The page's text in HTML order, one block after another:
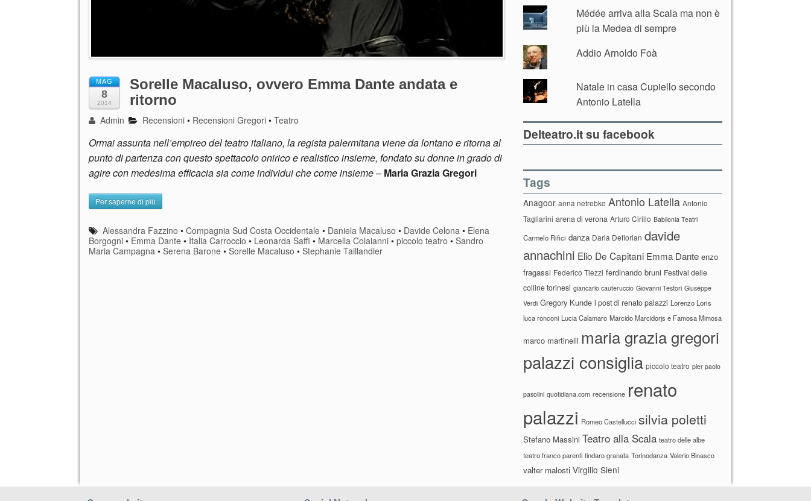
MAG
8
2014
Sorelle Macaluso, ovvero Emma Dante andata e
ritorno
Admin Recensioni • Recensioni Gregori •Teatro
Ormai assunta nell’empireo del teatro italiano, la regista palermitana viene da lontano e ritorna al
punto di partenza con questo spettacolo onirico e realistico insieme, fondato su donne in grado di
agire con medesima efficacia sia come individui che come insieme– Maria Grazia Gregori
Per saperne di più
Alessandra Fazzino •Compagnia Sud Costa Occidentale • Daniela Macaluso • Davide Celona • Elena
Borgogni • Emma Dante • Italia Carroccio • Leonarda Saffi • Marcella Colaianni • piccolo teatro • Sandro
Maria Campagna • Serena Barone • Sorelle Macaluso • Stephanie Taillandier
Médée arriva alla Scala ma non è
più la Medea di sempre
Addio Arnoldo Foà
Natale in casa Cupiello secondo
Antonio Latella
Delteatro.it su facebook
Tags
Anagoor anna netrebko Antonio Latella Antonio
Tagliarini arena di verona Arturo Cirillo Babilonia Teatri
Carmelo Rifici danza Daria Deflorian davide
annachini Elio De Capitani Emma Dante enzo
fragassi Federico Tiezzi ferdinando bruni Festival delle
colline torinesi giancarlo cauteruccio Giovanni Testori Giuseppe
Verdi Gregory Kunde i post di renato palazzi Lorenzo Loris
luca ronconi Lucia Calamaro Marcido Marcidorjs e Famosa Mimosa
marco martinelli maria grazia gregori
palazzi consiglia piccolo teatro pier paolo
pasolini quotidiana.com recensione renato
palazzi Romeo Castellucci silvia poletti
Stefano Massini Teatro alla Scala teatro delle albe
teatro franco parenti tindaro granata Torinodanza Valerio Binasco
valter malosti Virgilio Sieni